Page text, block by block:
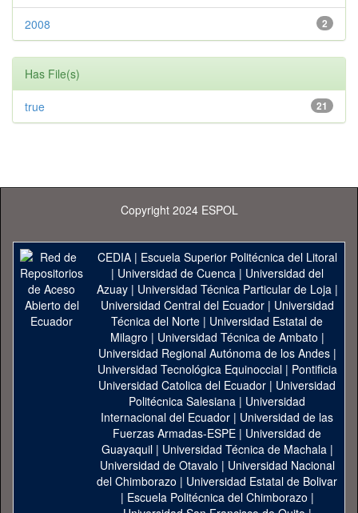
2
2008
Has File(s)
21
true
Copyright 2024 ESPOL
CEDIA| Escuela Superior Politécnica del Litoral
| Universidad de Cuenca| Universidad del
Azuay| Universidad Técnica Particular de Loja|
Universidad Central del Ecuador| Universidad
Técnica del Norte | Universidad Estatal de
Milagro | Universidad Técnica de Ambato |
Universidad Regional Autónoma de los Andes|
Universidad Tecnológica Equinoccial| Pontificia
Universidad Catolica del Ecuador | Universidad
Politécnica Salesiana | Universidad
Internacional del Ecuador | Universidad de las
Fuerzas Armadas-ESPE | Universidad de
Guayaquil| Universidad Técnica de Machala|
Universidad de Otavalo | Universidad Nacional
del Chimborazo | Universidad Estatal de Bolivar
| Escuela Politécnica del Chimborazo |